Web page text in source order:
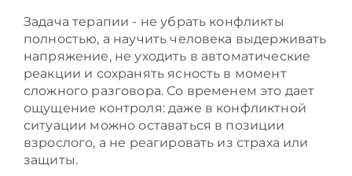
Задача терапии - не убрать конфликты
полностью, а научить человека выдерживать
напряжение, не уходить в автоматические
реакции и сохранять ясность в момент
сложного разговора. Со временем это дает
ощущение контроля: даже в конфликтной
ситуации можно оставаться в позиции
взрослого, а не реагировать из страха или
защиты.